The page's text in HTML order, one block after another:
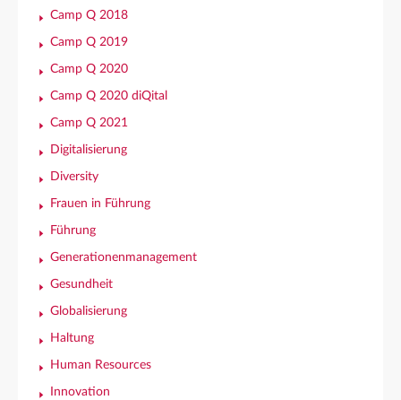
Camp Q 2018
Camp Q 2019
Camp Q 2020
Camp Q 2020 diQital
Camp Q 2021
Digitalisierung
Diversity
Frauen in Führung
Führung
Generationenmanagement
Gesundheit
Globalisierung
Haltung
Human Resources
Innovation